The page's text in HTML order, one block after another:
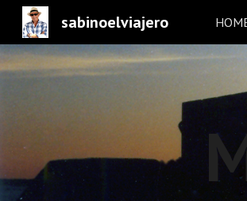
sabinoelviajero